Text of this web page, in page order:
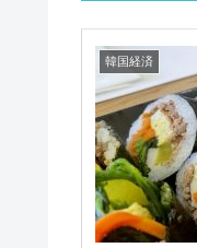
『Money1』
『Money1』
『Money1』
『Money1』
『Money1』
韓国経済